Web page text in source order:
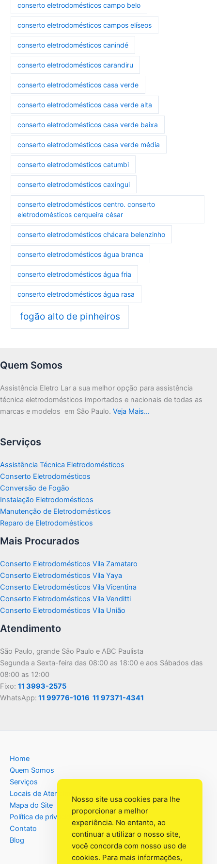
conserto eletrodomésticos campo belo
conserto eletrodomésticos campos elíseos
conserto eletrodomésticos canindé
conserto eletrodomésticos carandiru
conserto eletrodomésticos casa verde
conserto eletrodomésticos casa verde alta
conserto eletrodomésticos casa verde baixa
conserto eletrodomésticos casa verde média
conserto eletrodomésticos catumbi
conserto eletrodomésticos caxingui
conserto eletrodomésticos centro. conserto
eletrodomésticos cerqueira césar
conserto eletrodomésticos chácara belenzinho
conserto eletrodomésticos água branca
conserto eletrodomésticos água fria
conserto eletrodomésticos água rasa
fogão alto de pinheiros
Quem Somos
Assistência Eletro Lar a sua melhor opção para assistência
técnica eletrodomésticos importados e nacionais de todas as
marcas e modelos em São Paulo. Veja Mais…
Serviços
Assistência Técnica Eletrodomésticos
Conserto Eletrodomésticos
Conversão de Fogão
Instalação Eletrodomésticos
Manutenção de Eletrodomésticos
Reparo de Eletrodomésticos
Mais Procurados
Conserto Eletrodomésticos Vila Zamataro
Conserto Eletrodomésticos Vila Yaya
Conserto Eletrodomésticos Vila Vicentina
Conserto Eletrodomésticos Vila Venditti
Conserto Eletrodomésticos Vila União
Atendimento
São Paulo, grande São Paulo e ABC Paulista
Segunda a Sexta-feira das 08:00 as 18:00 e aos Sábados das
08:00 as 12:00
Fixo: 11 3993-2575
WhatsApp: 11 99776-1016 11 97371-4341
Home
Quem Somos
Serviços
Locais de Atendimento
Mapa do Site
Política de privacidade
Contato
Blog
Nosso site usa cookies para lhe
proporcionar a melhor
experiência. No entanto, ao
continuar a utilizar o nosso site,
você concorda com nosso uso de
cookies. Para mais informações,